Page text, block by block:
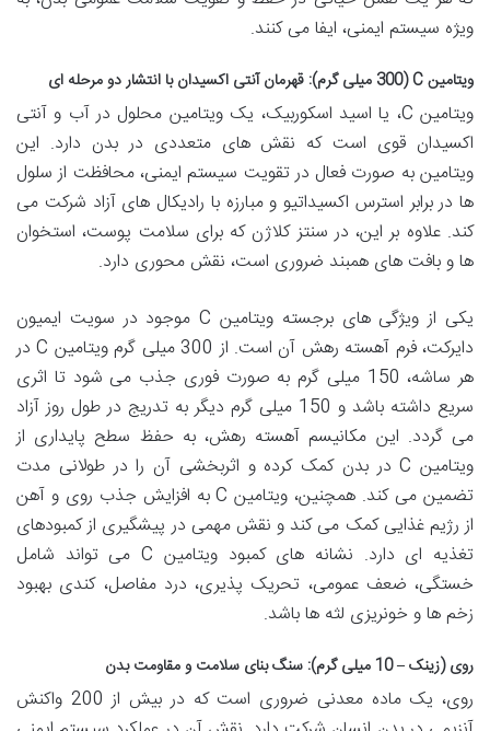
ویژه سیستم ایمنی، ایفا می کنند.
ویتامین C (300 میلی گرم): قهرمان آنتی اکسیدان با انتشار دو مرحله ای
ویتامین C، یا اسید اسکوربیک، یک ویتامین محلول در آب و آنتی
اکسیدان قوی است که نقش های متعددی در بدن دارد. این
ویتامین به صورت فعال در تقویت سیستم ایمنی، محافظت از سلول
ها در برابر استرس اکسیداتیو و مبارزه با رادیکال های آزاد شرکت می
کند. علاوه بر این، در سنتز کلاژن که برای سلامت پوست، استخوان
ها و بافت های همبند ضروری است، نقش محوری دارد.
یکی از ویژگی های برجسته ویتامین C موجود در سویت ایمیون
دایرکت، فرم آهسته رهش آن است. از 300 میلی گرم ویتامین C در
هر ساشه، 150 میلی گرم به صورت فوری جذب می شود تا اثری
سریع داشته باشد و 150 میلی گرم دیگر به تدریج در طول روز آزاد
می گردد. این مکانیسم آهسته رهش، به حفظ سطح پایداری از
ویتامین C در بدن کمک کرده و اثربخشی آن را در طولانی مدت
تضمین می کند. همچنین، ویتامین C به افزایش جذب روی و آهن
از رژیم غذایی کمک می کند و نقش مهمی در پیشگیری از کمبودهای
تغذیه ای دارد. نشانه های کمبود ویتامین C می تواند شامل
خستگی، ضعف عمومی، تحریک پذیری، درد مفاصل، کندی بهبود
زخم ها و خونریزی لثه ها باشد.
روی (زینک – 10 میلی گرم): سنگ بنای سلامت و مقاومت بدن
روی، یک ماده معدنی ضروری است که در بیش از 200 واکنش